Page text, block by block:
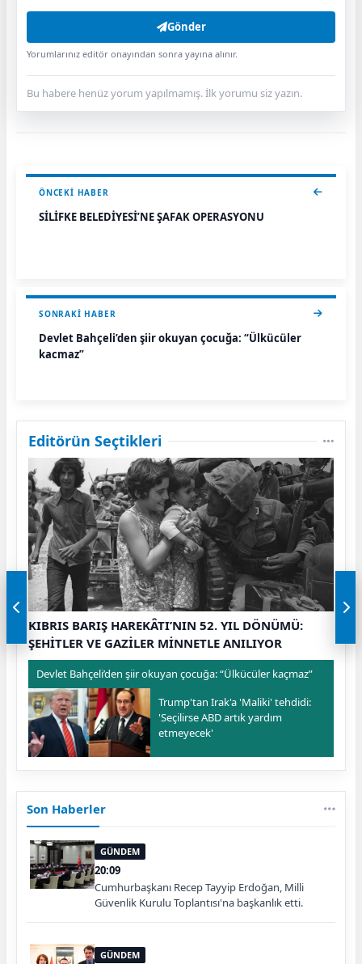
Gönder
Yorumlarınız editör onayından sonra yayına alınır.
Bu habere henüz yorum yapılmamış. İlk yorumu siz yazın.
ÖNCEKI HABER
SİLİFKE BELEDİYESİ’NE ŞAFAK OPERASYONU
SONRAKI HABER
Devlet Bahçeli’den şiir okuyan çocuğa: “Ülkücüler
kaçmaz”
Editörün Seçtikleri
KIBRIS BARIŞ HAREKÂTI’NIN 52. YIL DÖNÜMÜ:
ŞEHİTLER VE GAZİLER MİNNETLE ANILIYOR
Devlet Bahçeli’den şiir okuyan çocuğa: “Ülkücüler kaçmaz”
Trump'tan Irak'a 'Maliki' tehdidi:
'Seçilirse ABD artık yardım
etmeyecek'
Son Haberler
GÜNDEM
20:09
Cumhurbaşkanı Recep Tayyip Erdoğan, Milli
Güvenlik Kurulu Toplantısı'na başkanlık etti.
GÜNDEM